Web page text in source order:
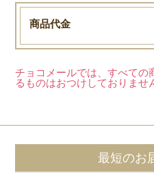
商品代金
チョコメールでは、すべての
るものはおつけしておりませ
最短のお